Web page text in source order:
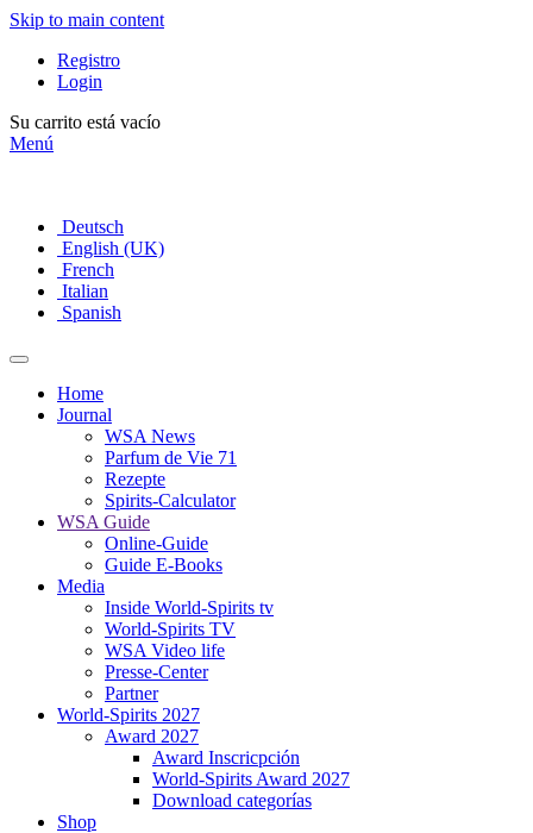
Skip to main content
Registro
Login
Su carrito está vacío
Menú
Deutsch
English (UK)
French
Italian
Spanish
Home
Journal
WSA News
Parfum de Vie 71
Rezepte
Spirits-Calculator
WSA Guide
Online-Guide
Guide E-Books
Media
Inside World-Spirits tv
World-Spirits TV
WSA Video life
Presse-Center
Partner
World-Spirits 2027
Award 2027
Award Inscricpción
World-Spirits Award 2027
Download categorías
Shop